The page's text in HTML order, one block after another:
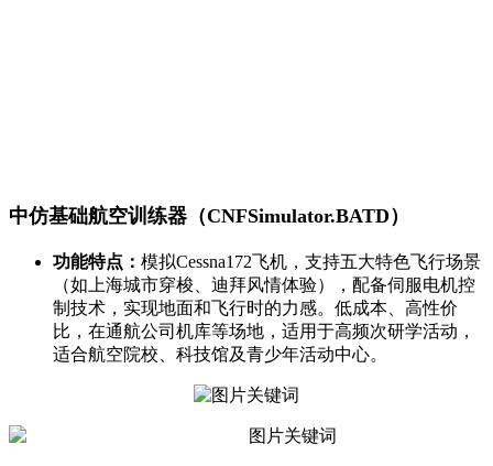
中仿基础航空训练器（CNFSimulator.BATD）
功能特点： 模拟Cessna172飞机，支持五大特色飞行场景
（如上海城市穿梭、迪拜风情体验），配备伺服电机控
制技术，实现地面和飞行时的力感。低成本、高性价
比，在通航公司机库等场地，适用于高频次研学活动，
适合航空院校、科技馆及青少年活动中心。